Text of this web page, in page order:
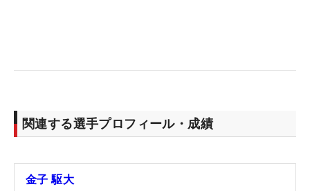
関連する選手プロフィール・成績
金子 駆大